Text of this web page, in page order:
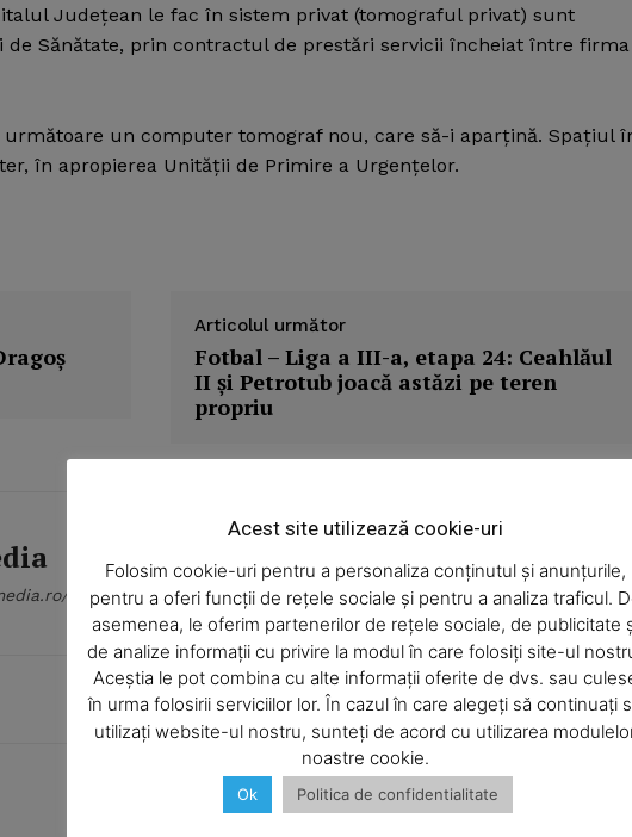
Company
About
Contact us
Subscription Plans
My account
Judeţean le fac în sistem privat (tomograful privat) sunt
de Sănătate, prin contractul de prestări servicii încheiat între firma
un computer tomograf nou, care să-i aparţină. Spaţiul
în apropierea Unităţii de Primire a Urgenţelor.
Articolul următor
Fotbal – Liga a III-a, etapa 24: Ceahlăul
II şi Petrotub joacă astăzi pe teren
propriu
Acest site utilizează cookie-uri
Folosim cookie-uri pentru a personaliza conținutul și anunțurile,
pentru a oferi funcții de rețele sociale și pentru a analiza traficul.
asemenea, le oferim partenerilor de rețele sociale, de publicitate
de analize informații cu privire la modul în care folosiți site-ul
Aceștia le pot combina cu alte informații oferite de dvs. sau
în urma folosirii serviciilor lor. În cazul în care alegeți să continuați
utilizați website-ul nostru, sunteți de acord cu utilizarea
noastre cookie.
Ok Politica de confidentialitate